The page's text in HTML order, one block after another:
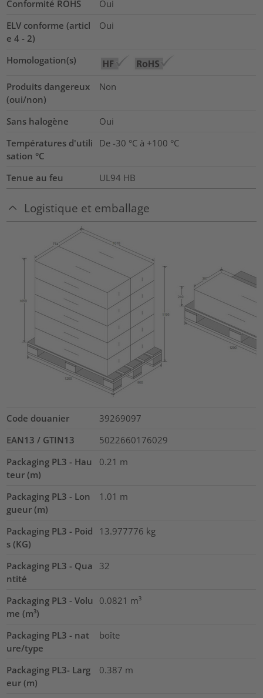
Conformité ROHS
Oui
ELV conforme (articl
e 4 - 2)
Oui
Homologation(s)
Produits dangereux
(oui/non)
Non
Sans halogène
Oui
Températures d'utili
sation °C
De -30 °C à +100 °C
Tenue au feu UL94 HB
Logistique et emballage
Code douanier
39269097
EAN13 / GTIN13
5022660176029
Packaging PL3 - Hau
teur (m)
0.21 m
Packaging PL3 - Lon
gueur (m)
1.01 m
Packaging PL3 - Poid
s (KG)
13.977776 kg
Packaging PL3 - Qua
ntité
32
Packaging PL3 - Volu
me (m³)
0.0821 m³
Packaging PL3 - nat
ure/type
boîte
Packaging PL3- Larg
eur (m)
0.387 m